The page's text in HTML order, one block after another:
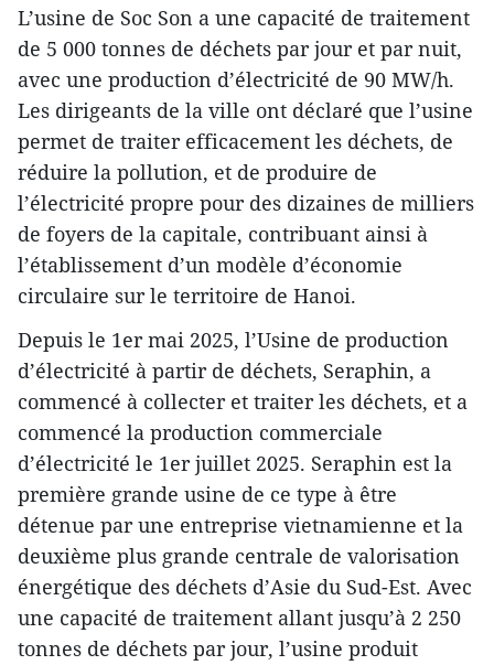
L’usine de Soc Son a une capacité de traitement
de 5 000 tonnes de déchets par jour et par nuit,
avec une production d’électricité de 90 MW/h.
Les dirigeants de la ville ont déclaré que l’usine
permet de traiter efficacement les déchets, de
réduire la pollution, et de produire de
l’électricité propre pour des dizaines de milliers
de foyers de la capitale, contribuant ainsi à
l’établissement d’un modèle d’économie
circulaire sur le territoire de Hanoi.
Depuis le 1er mai 2025, l’Usine de production
d’électricité à partir de déchets, Seraphin, a
commencé à collecter et traiter les déchets, et a
commencé la production commerciale
d’électricité le 1er juillet 2025. Seraphin est la
première grande usine de ce type à être
détenue par une entreprise vietnamienne et la
deuxième plus grande centrale de valorisation
énergétique des déchets d’Asie du Sud-Est. Avec
une capacité de traitement allant jusqu’à 2 250
tonnes de déchets par jour, l’usine produit